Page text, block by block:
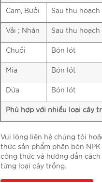
Cam, Bưởi Sau thu hoạch
Vải ; Nhãn Sau thu hoạch
Chuối Bón lót
Mía Bón lót
Dứa Bón lót
Phù hợp với nhiều loại cây
Vui lòng liên hệ chúng tôi
thức sản phẩm phân bón
công thức và hướng dẫn
từng loại cây trồng.